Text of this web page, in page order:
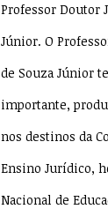
Professor Doutor
Júnior. O
de Souza Júnior
importante,
nos destinos da
Ensino Jurídico,
Nacional de